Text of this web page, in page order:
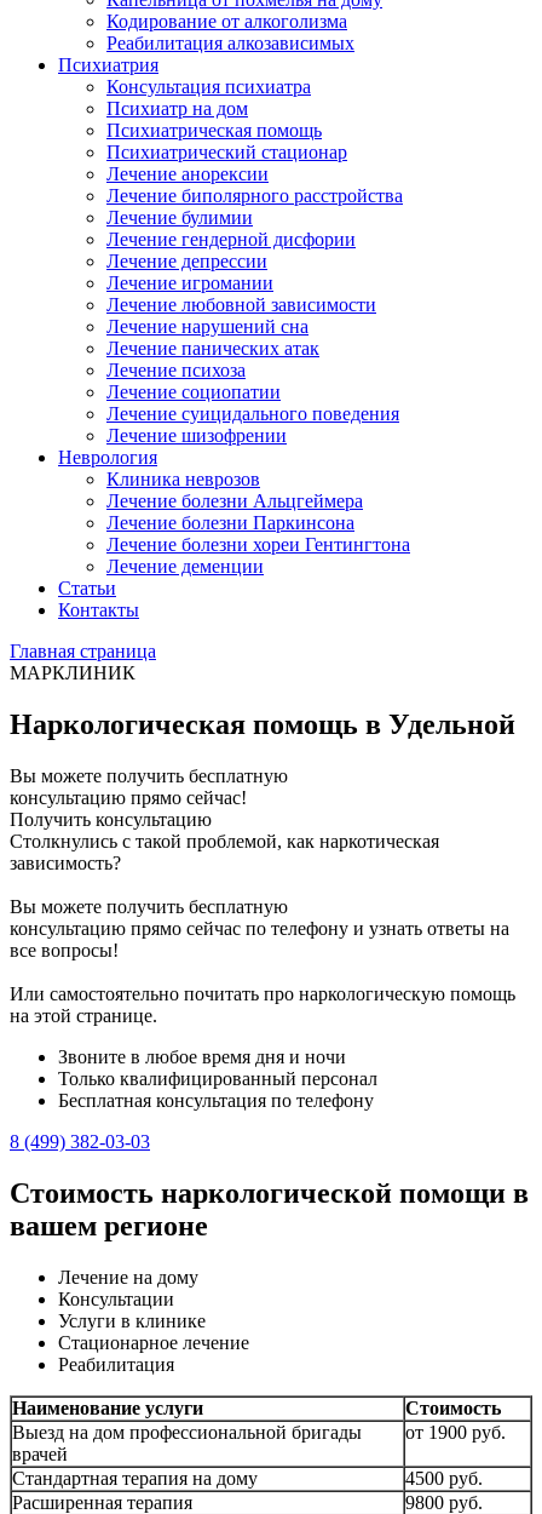
Кодирование от алкоголизма
Реабилитация алкозависимых
Психиатрия
Консультация психиатра
Психиатр на дом
Психиатрическая помощь
Психиатрический стационар
Лечение анорексии
Лечение биполярного расстройства
Лечение булимии
Лечение гендерной дисфории
Лечение депрессии
Лечение игромании
Лечение любовной зависимости
Лечение нарушений сна
Лечение панических атак
Лечение психоза
Лечение социопатии
Лечение суицидального поведения
Лечение шизофрении
Неврология
Клиника неврозов
Лечение болезни Альцгеймера
Лечение болезни Паркинсона
Лечение болезни хореи Гентингтона
Лечение деменции
Статьи
Контакты
Главная страница
МАРКЛИНИК
Наркологическая помощь в Удельной
Вы можете получить бесплатную
консультацию прямо сейчас!
Получить консультацию
Столкнулись с такой проблемой, как наркотическая
зависимость?
Вы можете получить бесплатную
консультацию прямо сейчас по телефону и узнать ответы на
все вопросы!
Или самостоятельно почитать про наркологическую помощь
на этой странице.
Звоните в любое время дня и ночи
Только квалифицированный персонал
Бесплатная консультация по телефону
8 (499) 382-03-03
Стоимость наркологической помощи в
вашем регионе
Лечение на дому
Консультации
Услуги в клинике
Стационарное лечение
Реабилитация
Наименование услуги
Стоимость
Выезд на дом профессиональной бригады
врачей
от 1900 руб.
Стандартная терапия на дому
4500 руб.
Расширенная терапия
9800 руб.